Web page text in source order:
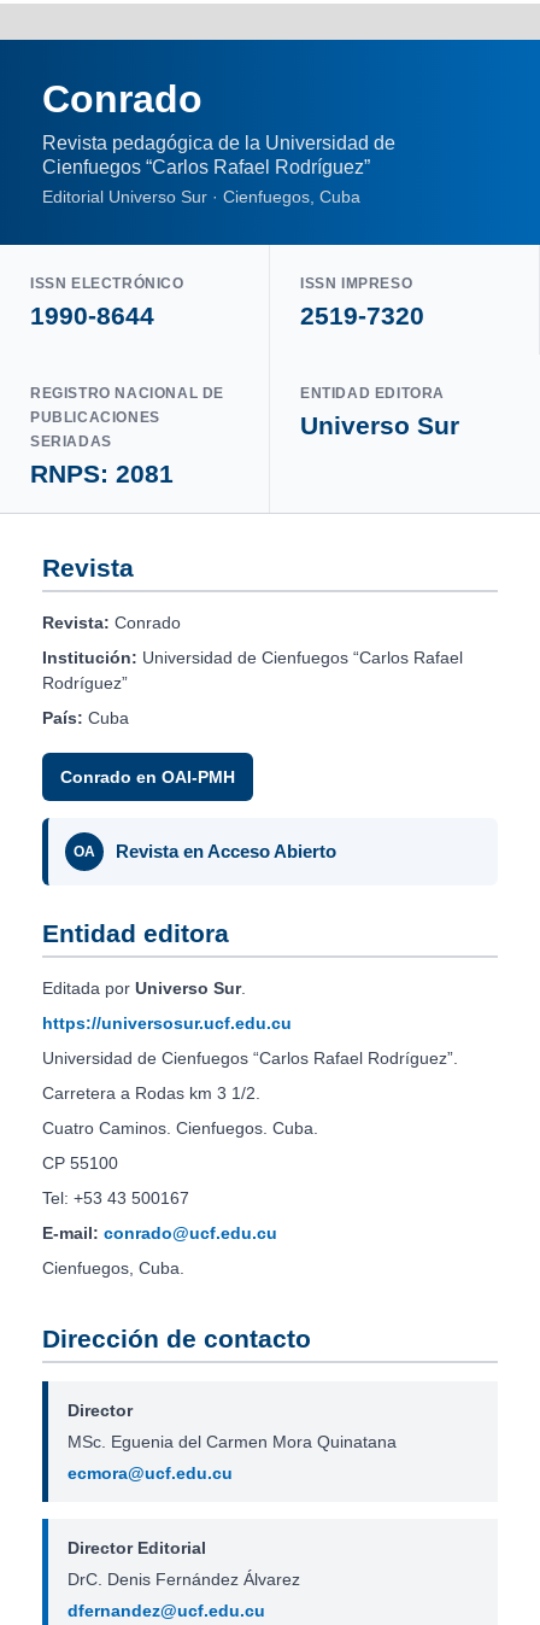
Conrado
Revista pedagógica de la Universidad de
Cienfuegos “Carlos Rafael Rodríguez”
Editorial Universo Sur · Cienfuegos, Cuba
ISSN ELECTRÓNICO
1990-8644
ISSN IMPRESO
2519-7320
REGISTRO NACIONAL DE
PUBLICACIONES
SERIADAS
RNPS: 2081
ENTIDAD EDITORA
Universo Sur
Revista
Revista: Conrado
Institución: Universidad de Cienfuegos “Carlos Rafael
Rodríguez”
País: Cuba
Conrado en OAI-PMH
OA Revista en Acceso Abierto
Entidad editora
Editada por Universo Sur.
https://universosur.ucf.edu.cu
Universidad de Cienfuegos “Carlos Rafael Rodríguez”.
Carretera a Rodas km 3 1/2.
Cuatro Caminos. Cienfuegos. Cuba.
CP 55100
Tel: +53 43 500167
E-mail: conrado@ucf.edu.cu
Cienfuegos, Cuba.
Dirección de contacto
Director
MSc. Eguenia del Carmen Mora Quinatana
ecmora@ucf.edu.cu
Director Editorial
DrC. Denis Fernández Álvarez
dfernandez@ucf.edu.cu